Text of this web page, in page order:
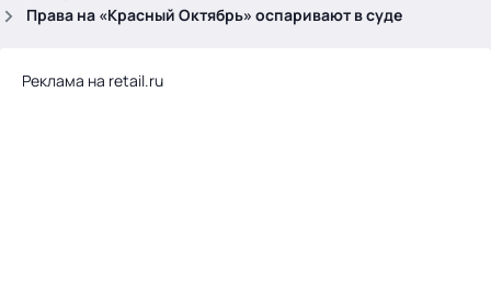
Права на «Красный Октябрь» оспаривают в суде
Реклама на retail.ru